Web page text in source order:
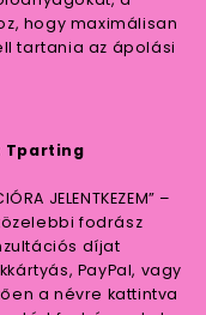
hogy maximálisan
tartania az ápolási
Tparting
JELENTKEZEM” –
fodrász
díjat
PayPal, vagy
a névre kattintva